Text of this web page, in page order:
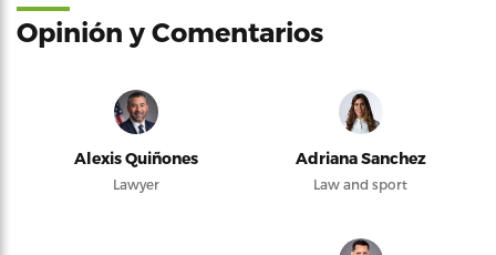
Opinión y Comentarios
Alexis Quiñones
Lawyer
Adriana Sanchez
Law and sport